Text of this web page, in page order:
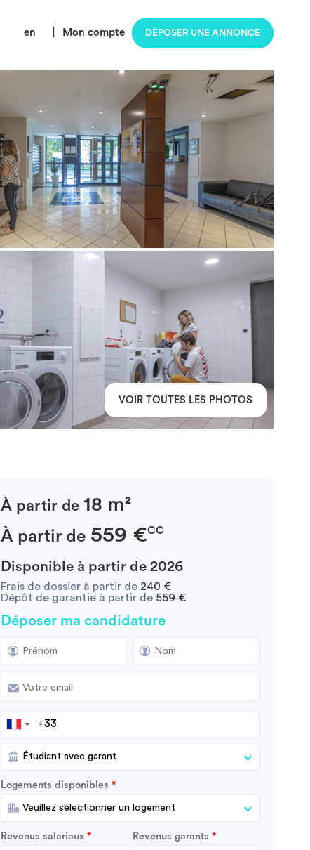
en Mon compte DÉPOSER UNE ANNONCE
VOIR TOUTES LES PHOTOS
À partir de 18 m²
À partir de 559 €CC
Disponible à partir de 2026
Frais de dossier à partir de 240 €
Dépôt de garantie à partir de 559 €
Déposer ma candidature
Logements disponibles
Revenus salariaux Revenus garants